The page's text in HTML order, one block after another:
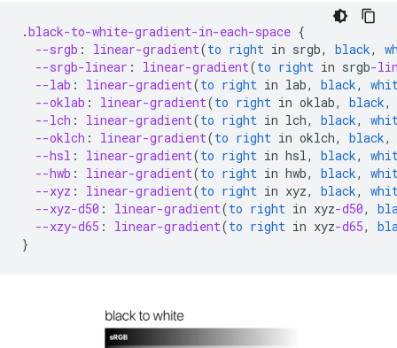
.black-to-white-gradient-in-each-space {
--srgb : linear-gradient(to right in srgb, black,
--srgb-linear : linear-gradient(to right in srgb-
--lab : linear-gradient(to right in lab, black,
--oklab : linear-gradient(to right in oklab, black,
--lch : linear-gradient(to right in lch, black,
--oklch : linear-gradient(to right in oklch, black,
--hsl : linear-gradient(to right in hsl, black,
--hwb : linear-gradient(to right in hwb, black,
--xyz : linear-gradient(to right in xyz, black,
--xyz-d50 : linear-gradient(to right in xyz-d50,
--xzy-d65 : linear-gradient(to right in xyz-d65,
}